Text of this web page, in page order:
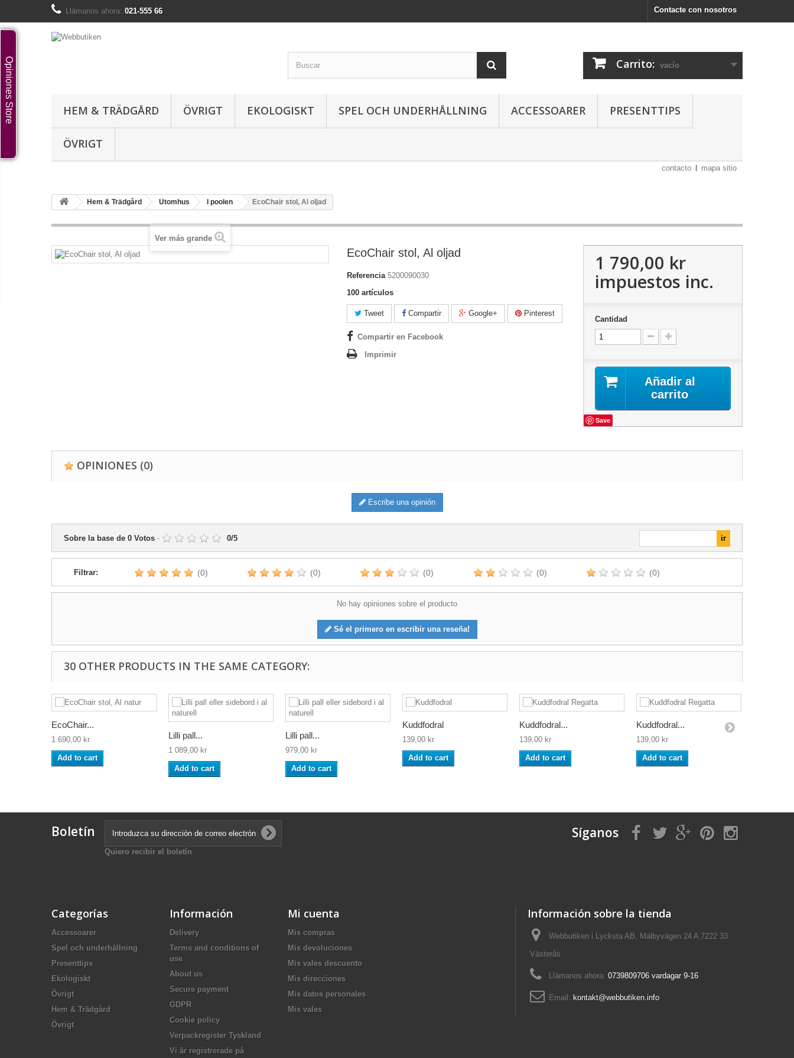
Contacte con nosotros
Llámanos ahora: 021-555 66
Carrito: vacío
HEM & TRÄDGÅRD ÖVRIGT EKOLOGISKT SPEL OCH UNDERHÅLLNING ACCESSOARER PRESENTTIPS
ÖVRIGT
contacto mapa sitio
Hem & Trädgård Utomhus I poolen EcoChair stol, Al oljad
Ver más grande
EcoChair stol, Al oljad
Referencia 5200090030
100 artículos
Tweet Compartir Google+ Pinterest
Compartir en Facebook
Imprimir
1 790,00 kr
impuestos inc.
Cantidad
Añadir al
carrito
Save
OPINIONES (0)
Escribe una opinión
Sobre la base de 0 Votos - 0/5
Filtrar: (0) (0) (0) (0) (0)
No hay opiniones sobre el producto
Sé el primero en escribir una reseña!
30 OTHER PRODUCTS IN THE SAME CATEGORY:
EcoChair...
1 690,00 kr
Add to cart
Lilli pall...
1 089,00 kr
Add to cart
Lilli pall...
979,00 kr
Add to cart
Kuddfodral
139,00 kr
Add to cart
Kuddfodral...
139,00 kr
Add to cart
Kuddfodral...
139,00 kr
Add to cart
Boletín
Quiero recibir el boletín
Síganos
Categorías
Accessoarer
Spel och underhållning
Presenttips
Ekologiskt
Övrigt
Hem & Trädgård
Övrigt
Información
Delivery
Terms and conditions of
use
About us
Secure payment
GDPR
Cookie policy
Verpackregister Tyskland
Vi är registrerade på
Mi cuenta
Mis compras
Mis devoluciones
Mis vales descuento
Mis direcciones
Mis datos personales
Mis vales
Información sobre la tienda
Webbutiken i Lycksta AB, Mälbyvägen 24 A 7222 33
Västerås
Llámanos ahora: 0739809706 vardagar 9-16
Email: kontakt@webbutiken.info
Opiniones Store